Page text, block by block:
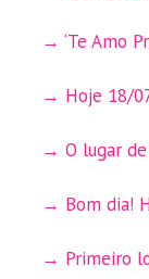
‘Te Amo
Hoje 18/
O lugar
Bom dia!
Primeiro